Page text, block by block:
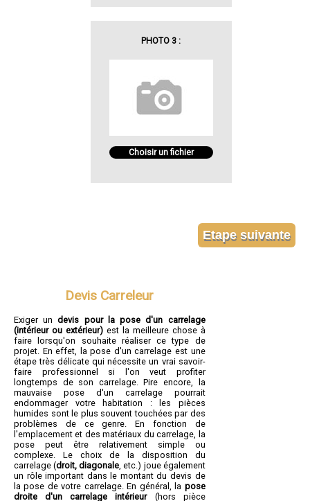
PHOTO 3 :
Choisir un fichier
Devis Carreleur
Exiger undevis pour la pose d'un carrelage
(intérieur ou extérieur)est la meilleure chose à
faire lorsqu'on souhaite réaliser ce type de
projet. En effet, la pose d'un carrelage est une
étape très délicate qui nécessite un vrai savoir-
faire professionnel si l'on veut profiter
longtemps de son carrelage. Pire encore, la
mauvaise pose d'un carrelage pourrait
endommager votre habitation : les pièces
humides sont le plus souvent touchées par des
problèmes de ce genre. En fonction de
l'emplacement et des matériaux du carrelage, la
pose peut être relativement simple ou
complexe. Le choix de la disposition du
carrelage (droit, diagonale, etc.) joue également
un rôle important dans le montant du devis de
la pose de votre carrelage. En général, la pose
droite d'un carrelage intérieur(hors pièce